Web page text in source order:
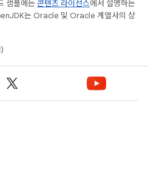
샘플에는 콘텐츠 라이선스에서 설명하는
는 Oracle 및 Oracle 계열사의 상